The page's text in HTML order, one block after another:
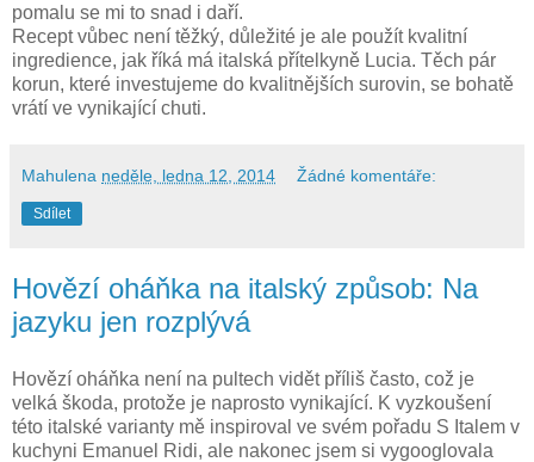
pomalu se mi to snad i daří.
Recept vůbec není těžký, důležité je ale použít kvalitní
ingredience, jak říká má italská přítelkyně Lucia. Těch pár
korun, které investujeme do kvalitnějších surovin, se bohatě
vrátí ve vynikající chuti.
Mahulena neděle, ledna 12, 2014 Žádné komentáře:
Sdílet
Hovězí oháňka na italský způsob: Na
jazyku jen rozplývá
Hovězí oháňka není na pultech vidět příliš často, což je
velká škoda, protože je naprosto vynikající. K vyzkoušení
této italské varianty mě inspiroval ve svém pořadu S Italem v
kuchyni Emanuel Ridi, ale nakonec jsem si vygooglovala